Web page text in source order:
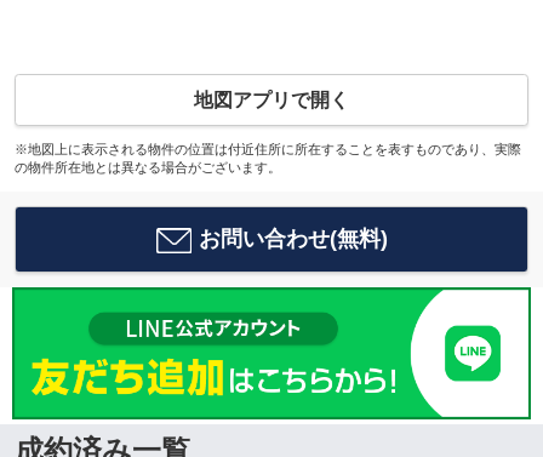
地図アプリで開く
※地図上に表示される物件の位置は付近住所に所在することを表すものであり、実際
の物件所在地とは異なる場合がございます。
お問い合わせ(無料)